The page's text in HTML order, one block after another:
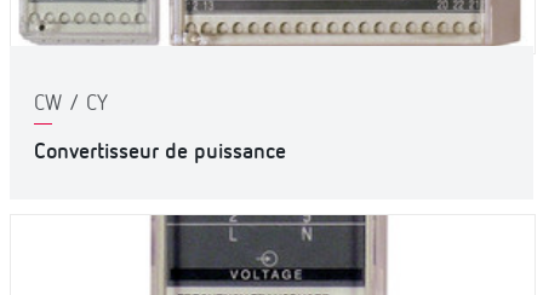
CW / CY
Convertisseur de puissance